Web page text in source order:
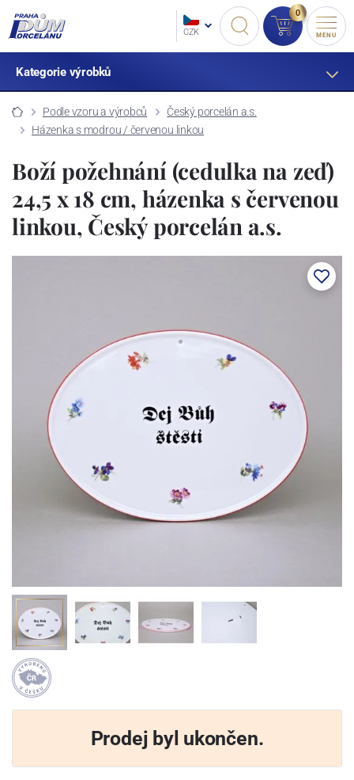
CZK
0
MENU
Kategorie výrobků
Podle vzoru a výrobců
Český porcelán a.s.
Házenka s modrou / červenou linkou
Boží požehnání (cedulka na zeď)
24,5 x 18 cm, házenka s červenou
linkou, Český porcelán a.s.
Prodej byl ukončen.